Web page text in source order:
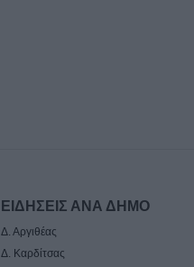
ΕΙΔΗΣΕΙΣ ΑΝΑ ΔΗΜΟ
Δ. Αργιθέας
Δ. Καρδίτσας